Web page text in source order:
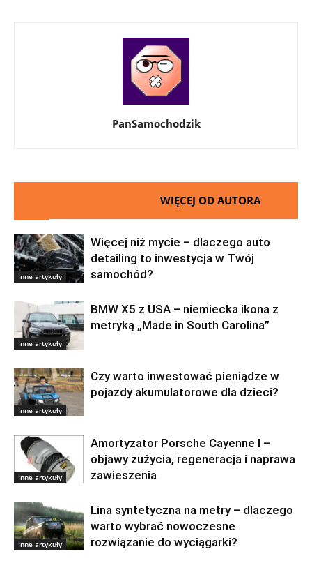
PanSamochodzik
WIĘCEJ OD AUTORA
Inne artykuły
Więcej niż mycie – dlaczego auto
detailing to inwestycja w Twój
samochód?
Inne artykuły
BMW X5 z USA – niemiecka ikona z
metryką „Made in South Carolina”
Inne artykuły
Czy warto inwestować pieniądze w
pojazdy akumulatorowe dla dzieci?
Inne artykuły
Amortyzator Porsche Cayenne I –
objawy zużycia, regeneracja i naprawa
zawieszenia
Inne artykuły
Lina syntetyczna na metry – dlaczego
warto wybrać nowoczesne
rozwiązanie do wyciągarki?